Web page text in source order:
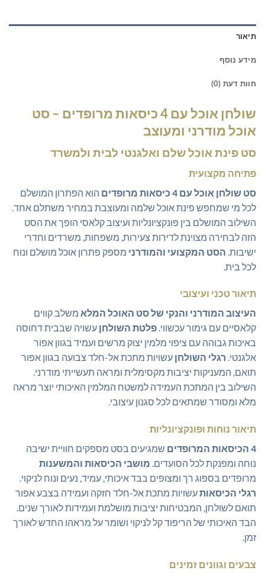
תיאור
מידע נוסף
חוות דעת (0)
שולחן אוכל עם 4 כיסאות מרופדים – סט
אוכל מודרני ומעוצב
סט פינת אוכל שלם ואלגנטי לבית ולמשרד
פתיחה מקצועית
סט שולחן אוכל עם 4 כיסאות מרופדים
הוא הפתרון המושלם
לכל מי שמחפש פינת אוכל שלמה ומעוצבת במחיר משתלם אחד.
השילוב המושלם בין פונקציונליות ועיצוב קלאסי הופך את הסט
הזה לבחירה מצוינת לדירות צעירות, משפחות, משרדים וחדרי
ישיבות. הסט המקצועי והמודרני מספק פתרון אוכל מושלם ונוח
לכל בית.
תיאור טכני ועיצובי
העיצוב המודרני והנקי של סט האוכל המלא משלב קווים
קלאסיים עם גימור עכשווי. פלטת השולחן עשויה שבבית דחוסה
באיכות גבוהה עם ציפוי מלמין יצוק מרשים ועמיד בגוון אפור
אלגנטי. רגלי השולחן עשויות מתכת אל-חלד צבועה בגוון אפור
תואם, המעניקות יציבות מקסימלית ומראה תעשייתי מודרני.
השילוב בין המתכת העמידה למשטח המלמין האיכותי יוצר מראה
מלא ומסודר שמתאים לכל סגנון עיצובי.
תיאור נוחות ופונקציונליות
4 הכיסאות המרופדים
שמגיעים בסט מספקים חוויית ישיבה
נוחה ומפנקת לכל הסועדים. מושבי הכיסאות והמשענות
מרופדים בספוג רך ומצופים בבד איכותי, עמיד, נעים ונוח לניקוי.
רגלי הכיסאותעשויות מתכת אל-חלד חזקה ועמידה בצבע אפור
תואם לשולחן, המבטיחות יציבות מושלמת ועמידות לאורך שנים.
הבד האיכותי של הריפוד קל לניקוי ושומר על מראהו החדש לאורך
זמן.
צבעים וגוונים זמינים